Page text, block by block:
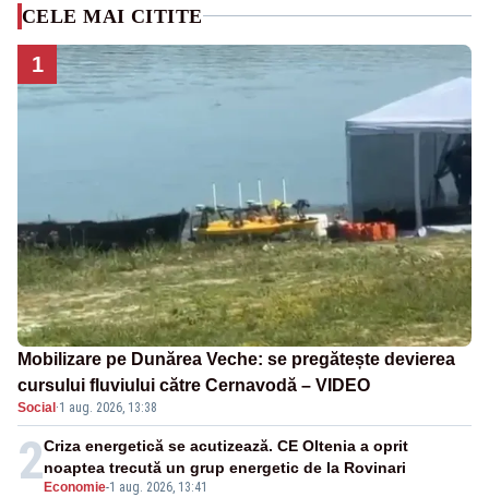
CELE MAI CITITE
1
Mobilizare pe Dunărea Veche: se pregătește devierea
cursului fluviului către Cernavodă – VIDEO
Social ·1 aug. 2026, 13:38
2 Economie-1 aug. 2026, 13:41
Criza energetică se acutizează. CE Oltenia a oprit
noaptea trecută un grup energetic de la Rovinari